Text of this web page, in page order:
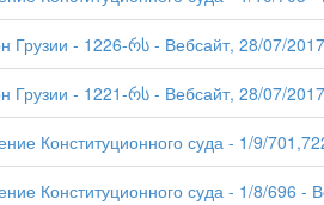
Грузии - 1226-რს - Вебсайт, 28/07/2017
Грузии - 1221-რს - Вебсайт, 28/07/
Конституционного суда - 1/9/
Конституционного суда - 1/8/696 -